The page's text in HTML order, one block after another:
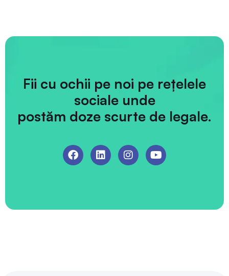
Fii cu ochii pe noi pe rețelele
sociale unde
postăm doze scurte de legale.